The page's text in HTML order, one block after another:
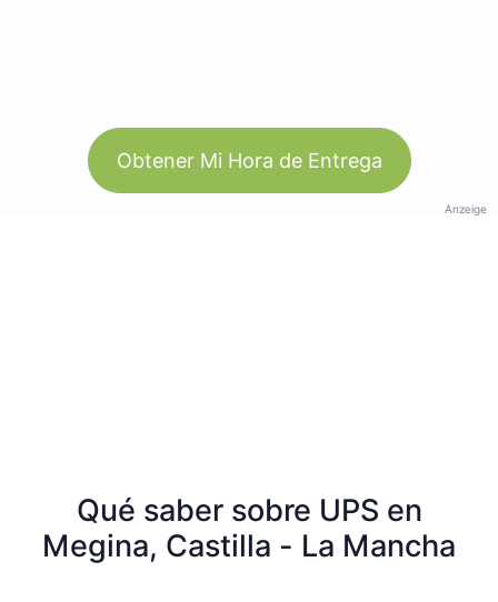
Obtener Mi Hora de Entrega
Anzeige
Qué saber sobre UPS en
Megina, Castilla - La Mancha